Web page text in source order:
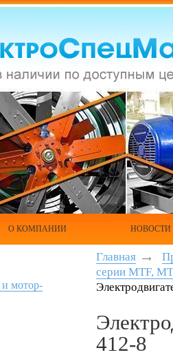
О КОМПАНИИ НОВОСТИ
мотор-
Главная
серии МТF,
412-8